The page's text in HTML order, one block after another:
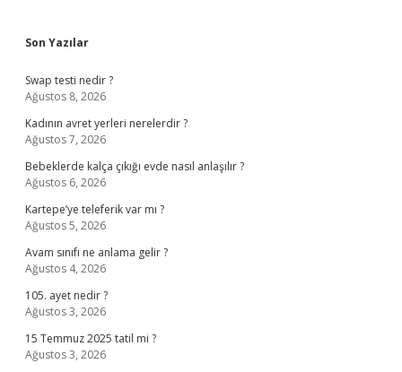
Sidebar
Son Yazılar
Swap testi nedir ?
Ağustos 8, 2026
Kadının avret yerleri nerelerdir ?
Ağustos 7, 2026
Bebeklerde kalça çıkığı evde nasıl anlaşılır ?
Ağustos 6, 2026
Kartepe’ye teleferik var mı ?
Ağustos 5, 2026
Avam sınıfı ne anlama gelir ?
Ağustos 4, 2026
105. ayet nedir ?
Ağustos 3, 2026
15 Temmuz 2025 tatil mi ?
Ağustos 3, 2026